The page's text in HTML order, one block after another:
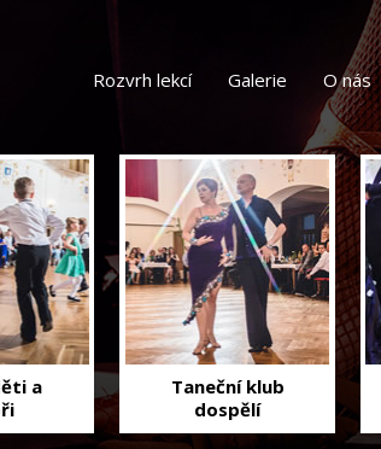
Rozvrh lekcí Galerie O nás
a
Taneční klub
dospělí